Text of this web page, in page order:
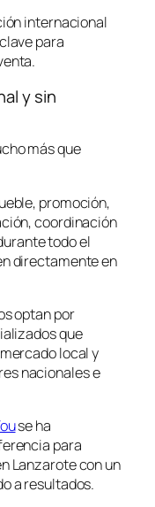
internacional
para
y sin
más que
promoción,
coordinación
todo el
directamente en
optan por
que
local y
nacionales e
se ha
para
Lanzarote con un
a resultados.